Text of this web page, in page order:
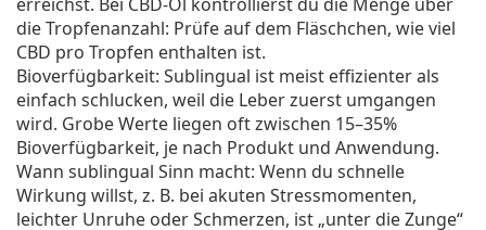
die Tropfenanzahl: Prüfe auf dem Fläschchen, wie viel
CBD pro Tropfen enthalten ist.
Bioverfügbarkeit: Sublingual ist meist effizienter als
einfach schlucken, weil die Leber zuerst umgangen
wird. Grobe Werte liegen oft zwischen 15–35%
Bioverfügbarkeit, je nach Produkt und Anwendung.
Wann sublingual Sinn macht: Wenn du schnelle
Wirkung willst, z. B. bei akuten Stressmomenten,
leichter Unruhe oder Schmerzen, ist „unter die Zunge“